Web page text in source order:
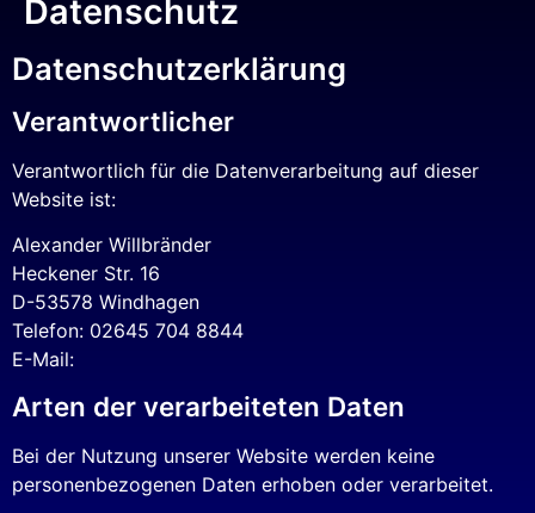
Datenschutz
Datenschutzerklärung
Verantwortlicher
Verantwortlich für die Datenverarbeitung auf dieser
Website ist:
Alexander Willbränder
Heckener Str. 16
D-53578 Windhagen
Telefon: 02645 704 8844
E-Mail:
Arten der verarbeiteten Daten
Bei der Nutzung unserer Website werden keine
personenbezogenen Daten erhoben oder verarbeitet.